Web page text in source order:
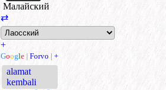
Малайский
⇄
+
Google | Forvo | +
alamat
kembali